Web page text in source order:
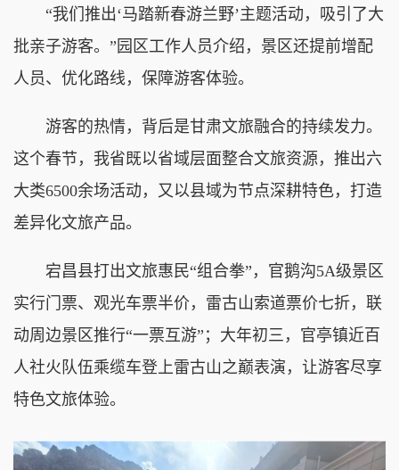
“我们推出‘马踏新春游兰野’主题活动，吸引了大
批亲子游客。”园区工作人员介绍，景区还提前增配
人员、优化路线，保障游客体验。
游客的热情，背后是甘肃文旅融合的持续发力。
这个春节，我省既以省域层面整合文旅资源，推出六
大类6500余场活动，又以县域为节点深耕特色，打造
差异化文旅产品。
宕昌县打出文旅惠民“组合拳”，官鹅沟5A级景区
实行门票、观光车票半价，雷古山索道票价七折，联
动周边景区推行“一票互游”；大年初三，官亭镇近百
人社火队伍乘缆车登上雷古山之巅表演，让游客尽享
特色文旅体验。